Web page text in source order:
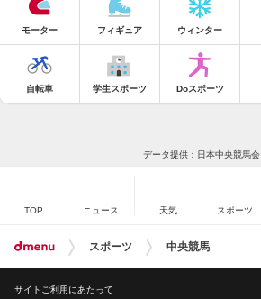
モーター フィギュア ウィンター
自転車 学生スポーツ Doスポーツ
データ提供：日本中央競馬会
TOP ニュース 天気 スポーツ
スポーツ 中央競馬
サイトご利用にあたって